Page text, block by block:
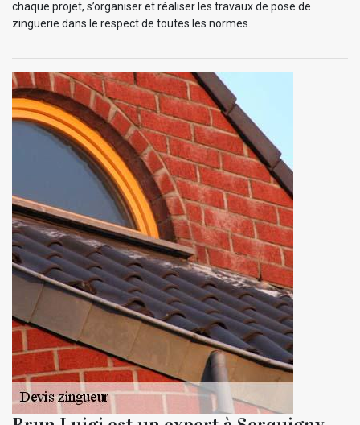
chaque projet, s’organiser et réaliser les travaux de pose de
zinguerie dans le respect de toutes les normes.